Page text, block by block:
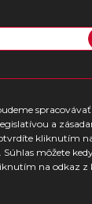
a
kliknutím
môžete
na odkaz z